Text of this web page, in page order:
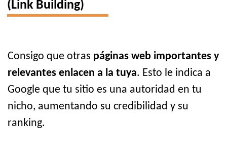
(Link Building)
Consigo que otras páginas web importantes y
relevantes enlacen a la tuya. Esto le indica a
Google que tu sitio es una autoridad en tu
nicho, aumentando su credibilidad y su
ranking.